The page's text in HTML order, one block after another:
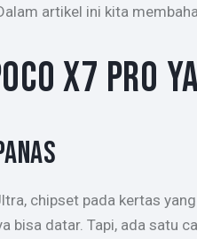
artikel ini kita
X7 PRO
chipset pada kertas
bisa datar. Tapi, ada